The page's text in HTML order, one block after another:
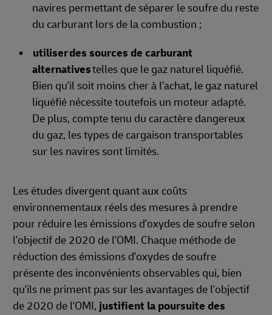
navires permettant de séparer le soufre du reste
du carburant lors de la combustion ;
utiliserdes sources de carburant
alternativestelles que le gaz naturel liquéfié.
Bien qu'il soit moins cher à l'achat, le gaz naturel
liquéfié nécessite toutefois un moteur adapté.
De plus, compte tenu du caractère dangereux
du gaz, les types de cargaison transportables
sur les navires sont limités.
Les études divergent quant aux coûts
environnementaux réels des mesures à prendre
pour réduire les émissions d'oxydes de soufre selon
l'objectif de 2020 de l'OMI. Chaque méthode de
réduction des émissions d'oxydes de soufre
présente des inconvénients observables qui, bien
qu'ils ne priment pas sur les avantages de l'objectif
de 2020 de l'OMI, justifient la poursuite des